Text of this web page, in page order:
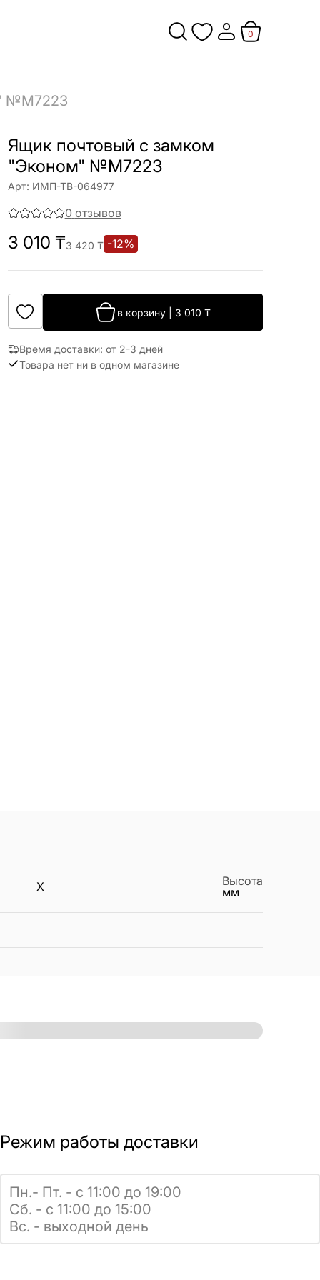
0
№М7223
Ящик почтовый с замком
"Эконом" №М7223
Арт: ИМП-ТВ-064977
0 отзывов
3 010 ₸3 420₸ -12%
в корзину 3 010 ₸
Время доставки: от 2-3 дней
Товара нет ни в одном магазине
X
Высота
мм
Режим работы доставки
Пн.- Пт. - с 11:00 до 19:00
Сб. - с 11:00 до 15:00
Вс. - выходной день